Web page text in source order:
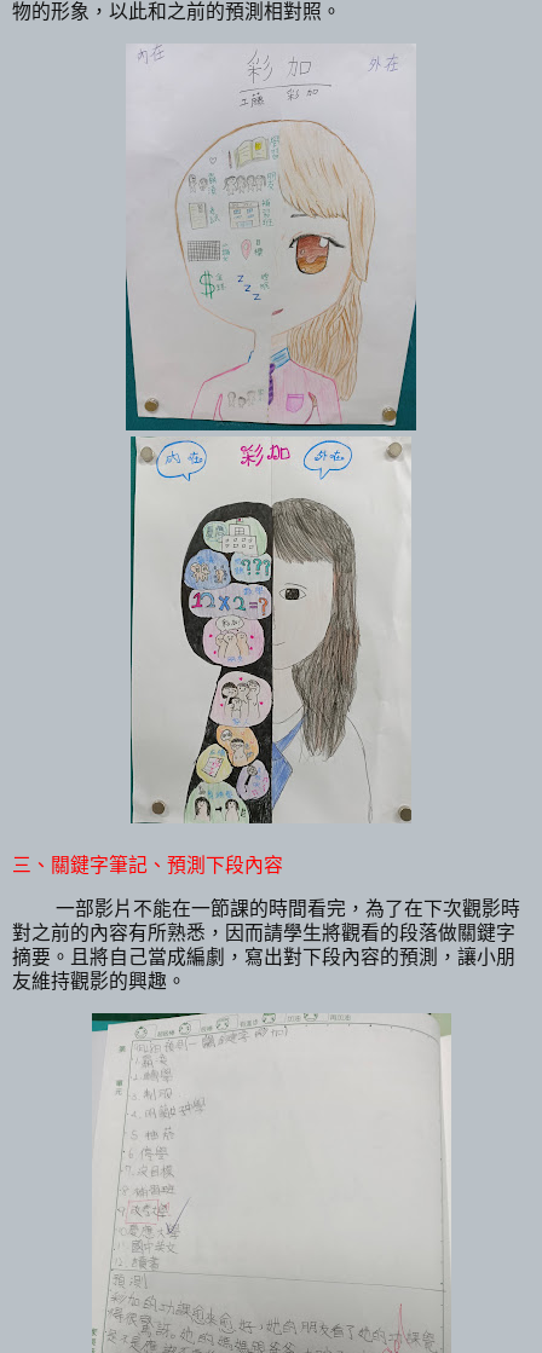
物的形象，以此和之前的預測相對照。
三、關鍵字筆記、預測下段內容
一部影片不能在一節課的時間看完，為了在下次觀影時
對之前的內容有所熟悉，因而請學生將觀看的段落做關鍵字
摘要。且將自己當成編劇，寫出對下段內容的預測，讓小朋
友維持觀影的興趣。